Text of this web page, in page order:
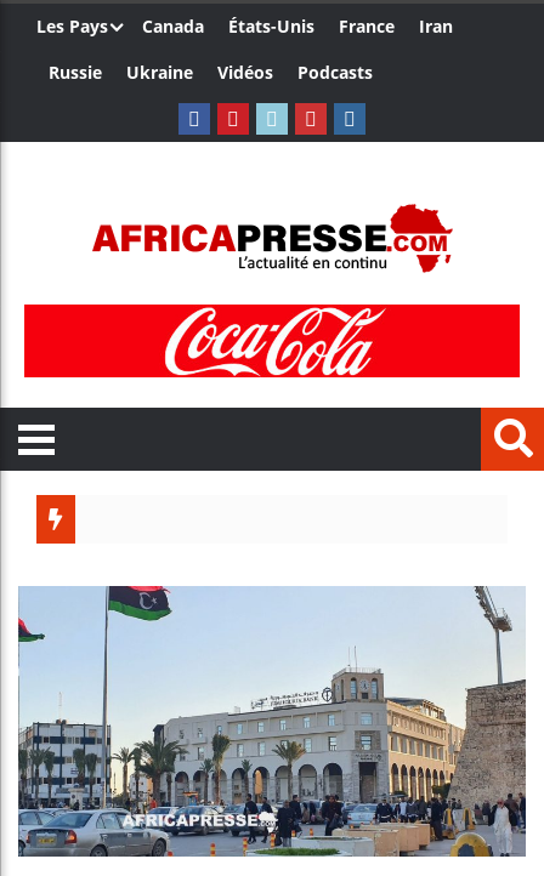
Les Pays Canada États-Unis France
Iran
Russie
Ukraine Vidéos Podcasts